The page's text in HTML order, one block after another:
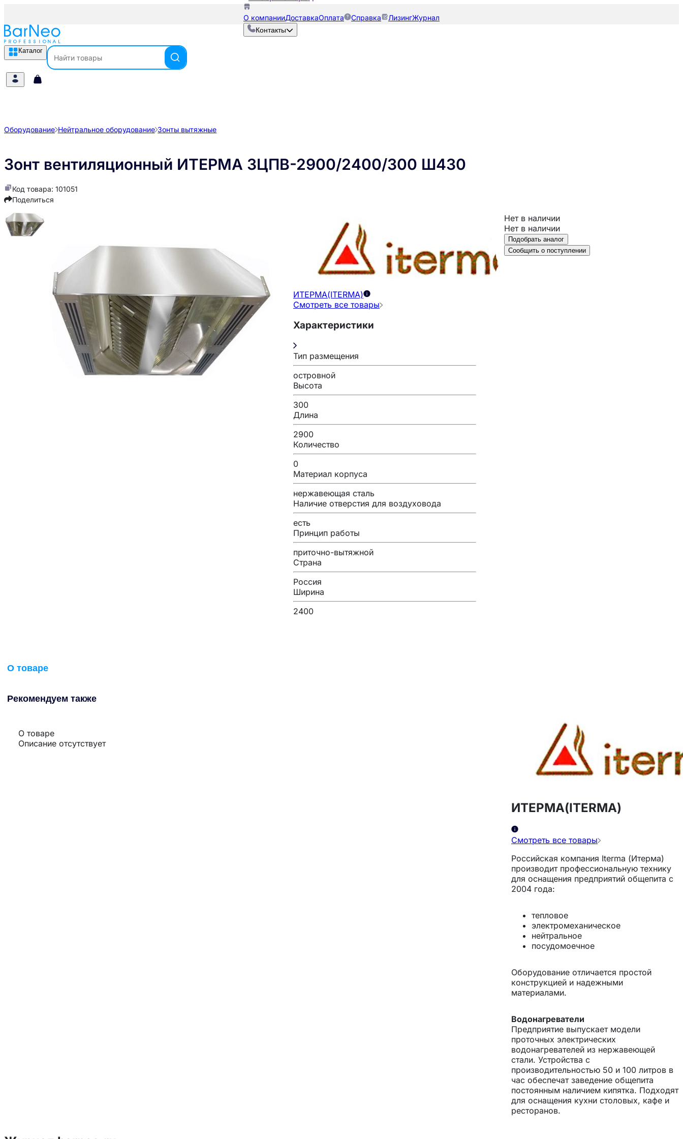
О компанииДоставкаОплата Справка ЛизингЖурнал
Контакты
Каталог
Оборудование Нейтральное оборудование Зонты вытяжные
Зонт вентиляционный ИТЕРМА ЗЦПВ-2900/2400/300 Ш430
Код товара: 101051
Поделиться
ИТЕРМА(ITERMA)
Смотреть все товары
Характеристики
Тип размещения
островной
Высота
300
Длина
2900
Количество
0
Материал корпуса
нержавеющая сталь
Наличие отверстия для воздуховода
есть
Принцип работы
приточно-вытяжной
Страна
Россия
Ширина
2400
Нет в наличии
Нет в наличии
Подобрать аналог
Сообщить о поступлении
О товаре
Рекомендуем также
О товаре
Описание отсутствует
ИТЕРМА(ITERMA)
Смотреть все товары
Российская компания Iterma (Итерма)
производит профессиональную технику
для оснащения предприятий общепита с
2004 года:
тепловое
электромеханическое
нейтральное
посудомоечное
Оборудование отличается простой
конструкцией и надежными
материалами.
Водонагреватели
Предприятие выпускает модели
проточных электрических
водонагревателей из нержавеющей
стали. Устройства с
производительностью 50 и 100 литров в
час обеспечат заведение общепита
постоянным наличием кипятка. Подходят
для оснащения кухни столовых, кафе и
ресторанов.